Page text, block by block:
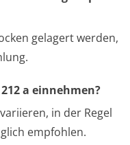
gelagert werden,
a einnehmen?
in der Regel
empfohlen.